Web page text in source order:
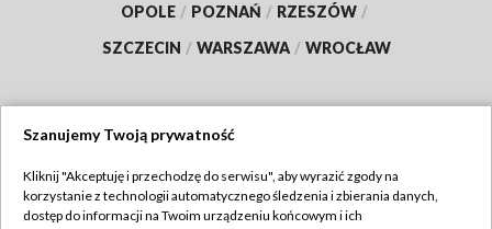
OPOLE / POZNAŃ / RZESZÓW /
SZCZECIN / WARSZAWA / WROCŁAW
TVP
Szanujemy Twoją prywatność
Kliknij "Akceptuję i przechodzę do serwisu", aby wyrazić zgody na
korzystanie z technologii automatycznego śledzenia i zbierania danych,
dostęp do informacji na Twoim urządzeniu końcowym i ich